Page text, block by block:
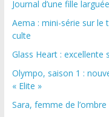
Journal d’une fille
Aema : mini-série sur le
culte
Glass Heart : excellente
Olympo, saison 1 :
« Elite »
Sara, femme de